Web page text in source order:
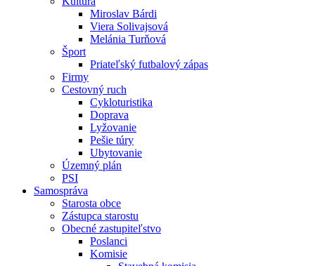
Miroslav Bárdi
Viera Solivajsová
Melánia Turňová
Šport
Priateľský futbalový zápas
Firmy
Cestovný ruch
Cykloturistika
Doprava
Lyžovanie
Pešie túry
Ubytovanie
Územný plán
PSI
Samospráva
Starosta obce
Zástupca starostu
Obecné zastupiteľstvo
Poslanci
Komisie